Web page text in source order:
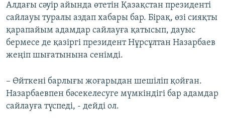
Алдағы сәуір айында өтетін Қазақстан президенті
сайлауы туралы аздап хабары бар. Бірақ, өзі сияқты
қарапайым адамдар сайлауға қатысып, дауыс
бермесе де қазіргі президент Нұрсұлтан Назарбаев
жеңіп шығатынына сенімді.
– Өйткені барлығы жоғарыдан шешіліп қойған.
Назарбаевпен бәсекелесуге мүмкіндігі бар адамдар
сайлауға түспеді, - дейді ол.